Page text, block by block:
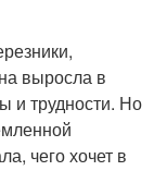
выросла в
и трудности. Но
чего хочет в